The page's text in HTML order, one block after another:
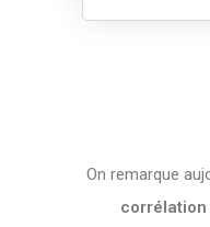
On remarque
corrélation